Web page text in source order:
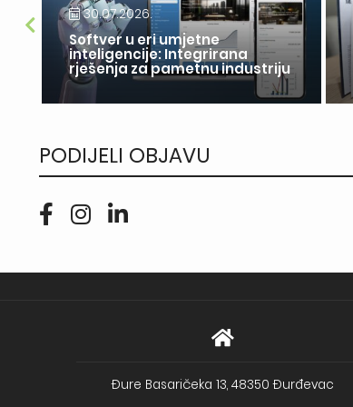
30.07.2026.
Softver u eri umjetne
inteligencije: Integrirana
rješenja za pametnu industriju
PODIJELI OBJAVU
Đure Basaričeka 13, 48350 Đurđevac